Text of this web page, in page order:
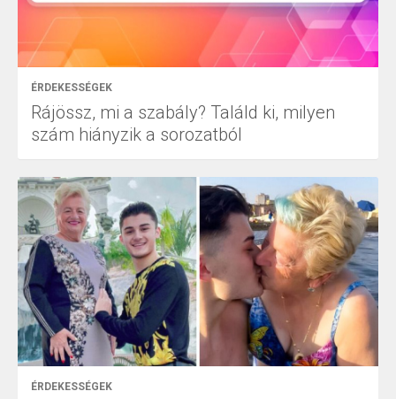
ÉRDEKESSÉGEK
Rájössz, mi a szabály? Találd ki, milyen
szám hiányzik a sorozatból
ÉRDEKESSÉGEK